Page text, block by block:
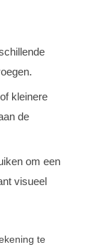
kleinere
de
om een
visueel
te